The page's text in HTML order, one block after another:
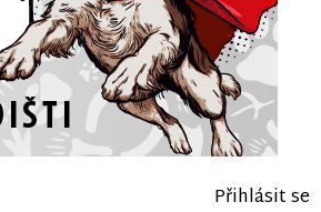
Přihlásit se